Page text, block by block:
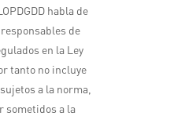
habla de
de
en la Ley
tanto no incluye
a la norma,
sometidos a la